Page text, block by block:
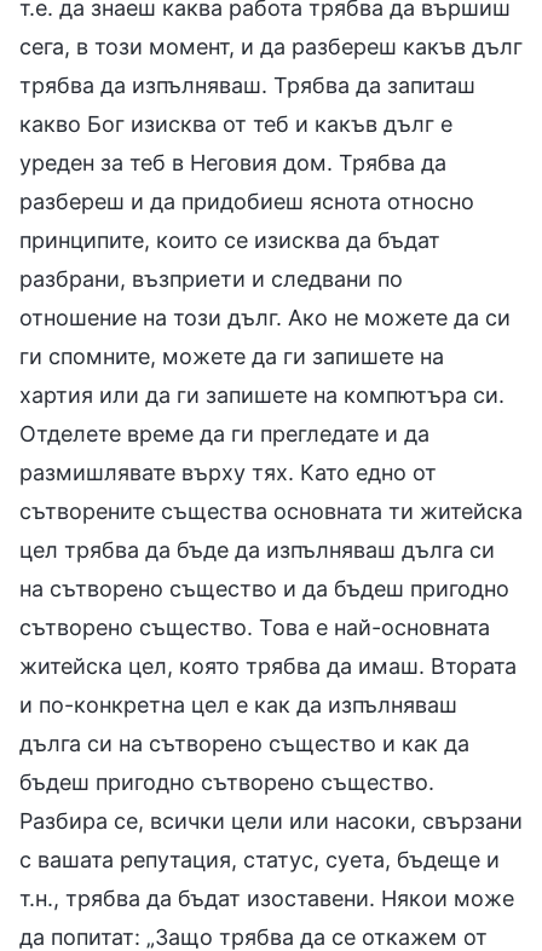
т.е. да знаеш каква работа трябва да вършиш
сега, в този момент, и да разбереш какъв дълг
трябва да изпълняваш. Трябва да запиташ
какво Бог изисква от теб и какъв дълг е
уреден за теб в Неговия дом. Трябва да
разбереш и да придобиеш яснота относно
принципите, които се изисква да бъдат
разбрани, възприети и следвани по
отношение на този дълг. Ако не можете да си
ги спомните, можете да ги запишете на
хартия или да ги запишете на компютъра си.
Отделете време да ги прегледате и да
размишлявате върху тях. Като едно от
сътворените същества основната ти житейска
цел трябва да бъде да изпълняваш дълга си
на сътворено същество и да бъдеш пригодно
сътворено същество. Това е най-основната
житейска цел, която трябва да имаш. Втората
и по-конкретна цел е как да изпълняваш
дълга си на сътворено същество и как да
бъдеш пригодно сътворено същество.
Разбира се, всички цели или насоки, свързани
с вашата репутация, статус, суета, бъдеще и
т.н., трябва да бъдат изоставени. Някои може
да попитат: „Защо трябва да се откажем от